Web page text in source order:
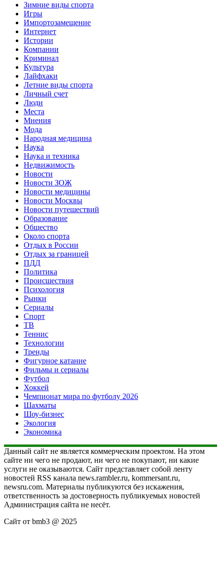
Зимние виды спорта
Игры
Импортозамещение
Интернет
Истории
Компании
Криминал
Культура
Лайфхаки
Летние виды спорта
Личный счет
Люди
Места
Мнения
Мода
Народная медицина
Наука
Наука и техника
Недвижимость
Новости
Новости ЗОЖ
Новости медицины
Новости Москвы
Новости путешествий
Образование
Общество
Около спорта
Отдых в России
Отдых за границей
ПДД
Политика
Происшествия
Психология
Рынки
Сериалы
Спорт
ТВ
Теннис
Технологии
Тренды
Фигурное катание
Фильмы и сериалы
Футбол
Хоккей
Чемпионат мира по футболу 2026
Шахматы
Шоу-бизнес
Экология
Экономика
Данный сайт не является коммерческим проектом. На этом
сайте ни чего не продают, ни чего не покупают, ни какие
услуги не оказываются. Сайт представляет собой ленту
новостей RSS канала news.rambler.ru, kommersant.ru,
newsru.com. Материалы публикуются без искажения,
ответственность за достоверность публикуемых новостей
Администрация сайта не несёт.
Сайт от bmb3 @ 2025